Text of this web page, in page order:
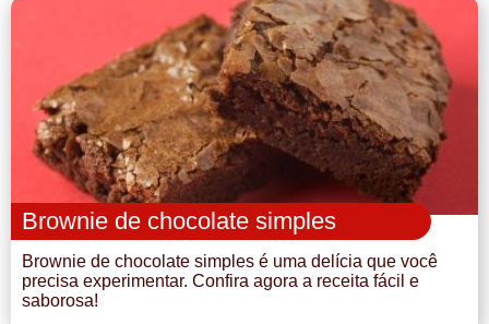
Brownie de chocolate simples
Brownie de chocolate simples é uma delícia que você
precisa experimentar. Confira agora a receita fácil e
saborosa!